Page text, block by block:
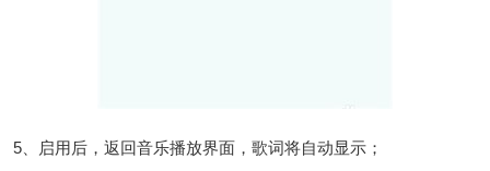
5、启用后，返回音乐播放界面，歌词将自动显示；